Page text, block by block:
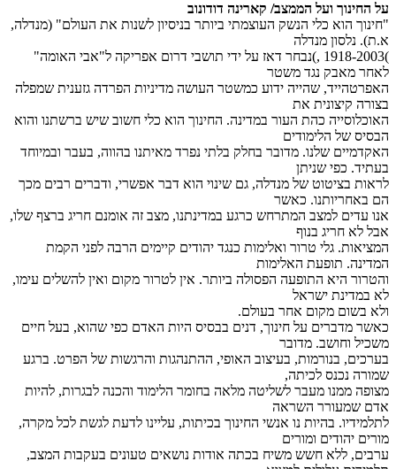
על החינוך ועל הממצב/ קארינה דודונוב
"חינוך הוא כלי הנשק העוצמתי ביותר בניסיון לשנות את העולם" (מנדלה,
א.ת). נלסון מנדלה
)1918-2003 ,)נבחר דאז על ידי תושבי דרום אפריקה ל"אבי האומה"
לאחר מאבק נגד משטר
האפרטהייד, שהייה ידוע כמשטר העושה מדיניות הפרדה גזענית שמפלה
בצורה קיצונית את
האוכלוסייה כהת העור במדינה. החינוך הוא כלי חשוב שיש ברשתנו והוא
הבסיס של הלימודים
האקדמיים שלנו. מדובר בחלק בלתי נפרד מאיתנו בהווה, בעבר ובמיוחד
בעתיד. כפי שניתן
לראות בציטוט של מנדלה, גם שינוי הוא דבר אפשרי, ודברים רבים מכך
הם באחריותנו. כאשר
אנו עדים למצב המתרחש כרגע במדינתנו, מצב זה אומנם חריג ברצף שלו,
אבל לא חריג בנוף
המציאות. גלי טרור ואלימות כנגד יהודים קיימים הרבה לפני הקמת
המדינה. תופעת האלימות
והטרור היא התופעה הפסולה ביותר. אין לטרור מקום ואין להשלים עימו,
לא במדינת ישראל
ולא בשום מקום אחר בעולם.
כאשר מדברים על חינוך, דנים בבסיס היות האדם כפי שהוא, בעל חיים
משכיל וחושב. מדובר
בערכים, בנורמות, בעיצוב האופי, ההתנהגות והרגשות של הפרט. ברגע
שמורה נכנס לכיתה,
מצופה ממנו מעבר לשליטה מלאה בחומר הלימוד והכנה לבגרות, להיות
אדם שמעורר השראה
לתלמידיו. בהיות נו אנשי החינוך בכיתות, עליינו לדעת לגשת לכל מקרה,
מורים יהודים ומורים
ערבים, ללא חשש משיח בכתה אודות נושאים טעונים בעקבות המצב,